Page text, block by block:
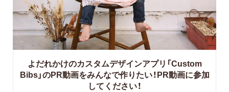
よだれかけのカスタムデザインアプリ「Custom
Bibs」のPR動画をみんなで作りたい！PR動画に参加
してください！